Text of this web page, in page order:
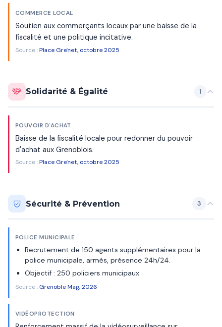
COMMERCE LOCAL
Soutien aux commerçants locaux par une baisse de la
fiscalité et une politique incitative.
Source :Place Gre'net, octobre 2025
Solidarité & Égalité 1
POUVOIR D'ACHAT
Baisse de la fiscalité locale pour redonner du pouvoir
d'achat aux Grenoblois.
Source :Place Gre'net, octobre 2025
Sécurité & Prévention 3
POLICE MUNICIPALE
Recrutement de 150 agents supplémentaires pour la
police municipale, armés, présence 24h/24.
Objectif : 250 policiers municipaux.
Source : Grenoble Mag, 2026
VIDÉOPROTECTION